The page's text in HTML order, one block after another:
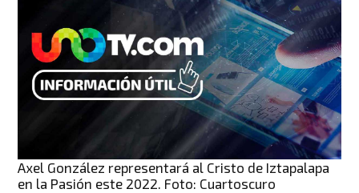
Axel González representará al Cristo de Iztapalapa
en la Pasión este 2022. Foto: Cuartoscuro